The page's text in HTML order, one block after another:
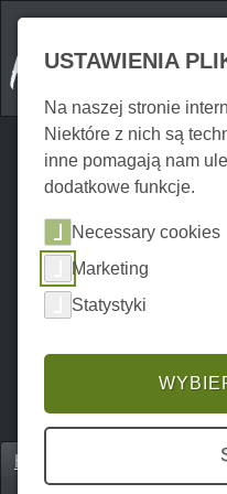
Home
P0024EW00013
USTAWIENIA
Na naszej stronie
Niektóre z nich są
inne pomagają nam
dodatkowe funkcje.
Necessary cookies
Marketing
Statystyki